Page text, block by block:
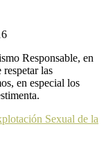
Responsable, en
respetar las
en especial los